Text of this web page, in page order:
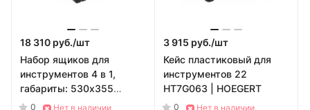
18 310 руб./шт
Набор ящиков для
инструментов 4 в 1,
габариты: 530х355
х825мм HT7G500 |
0 Нет в наличии
3 915 руб./шт
Кейс пластиковый для
инструментов 22
HT7G063 | HOEGERT
0 Нет в наличии